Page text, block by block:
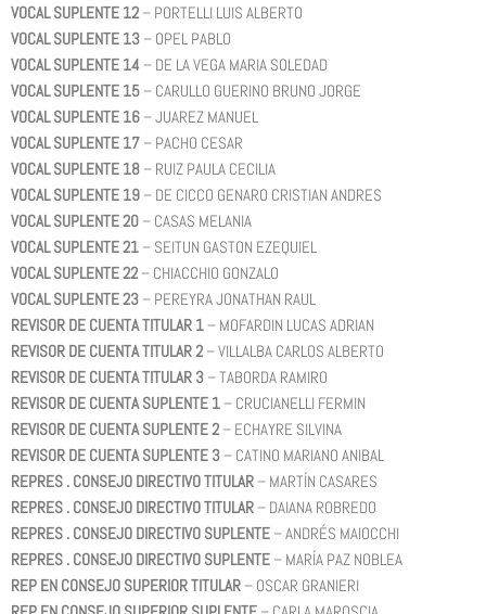
VOCAL SUPLENTE 12 – PORTELLI LUIS ALBERTO
VOCAL SUPLENTE 13 – OPEL PABLO
VOCAL SUPLENTE 14 – DE LA VEGA MARIA SOLEDAD
VOCAL SUPLENTE 15 – CARULLO GUERINO BRUNO JORGE
VOCAL SUPLENTE 16 – JUAREZ MANUEL
VOCAL SUPLENTE 17 – PACHO CESAR
VOCAL SUPLENTE 18 – RUIZ PAULA CECILIA
VOCAL SUPLENTE 19 – DE CICCO GENARO CRISTIAN ANDRES
VOCAL SUPLENTE 20 – CASAS MELANIA
VOCAL SUPLENTE 21 – SEITUN GASTON EZEQUIEL
VOCAL SUPLENTE 22 – CHIACCHIO GONZALO
VOCAL SUPLENTE 23 – PEREYRA JONATHAN RAUL
REVISOR DE CUENTA TITULAR 1 – MOFARDIN LUCAS ADRIAN
REVISOR DE CUENTA TITULAR 2 – VILLALBA CARLOS ALBERTO
REVISOR DE CUENTA TITULAR 3 – TABORDA RAMIRO
REVISOR DE CUENTA SUPLENTE 1 – CRUCIANELLI FERMIN
REVISOR DE CUENTA SUPLENTE 2 – ECHAYRE SILVINA
REVISOR DE CUENTA SUPLENTE 3 – CATINO MARIANO ANIBAL
REPRES . CONSEJO DIRECTIVO TITULAR – MARTÍN CASARES
REPRES . CONSEJO DIRECTIVO TITULAR – DAIANA ROBREDO
REPRES . CONSEJO DIRECTIVO SUPLENTE – ANDRÉS MAIOCCHI
REPRES . CONSEJO DIRECTIVO SUPLENTE – MARÍA PAZ NOBLEA
REP EN CONSEJO SUPERIOR TITULAR – OSCAR GRANIERI